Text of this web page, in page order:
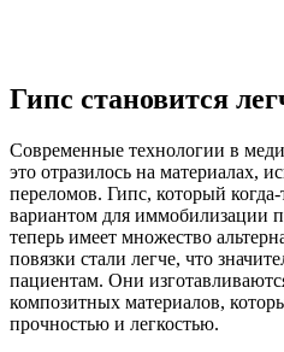
Гипс становится
Современные технологии в
это отразилось на материалах,
переломов. Гипс, который
вариантом для иммобилизации
теперь имеет множество
повязки стали легче, что
пациентам. Они
композитных материалов,
прочностью и легкостью.